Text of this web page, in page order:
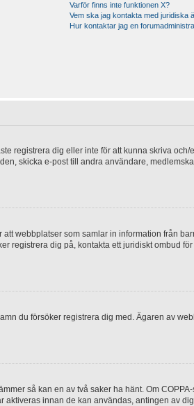
Varför finns inte funktionen X?
Vem ska jag kontakta med juridiska
Hur kontaktar jag en
registrera dig eller inte för att kunna skriva
skicka e-post till andra användare,
webbplatser som samlar in information från
registrera dig på, kontakta ett juridiskt ombud
du försöker registrera dig med. Ägaren av
så kan en av två saker ha hänt. Om
innan de kan användas, antingen av